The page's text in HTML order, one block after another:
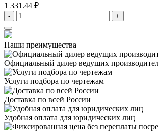
1 331.44 ₽
- +
Наши преимущества
Официальный дилер ведущих
Услуги подбора по чертежам
Доставка по всей России
Удобная оплата для юридических лиц